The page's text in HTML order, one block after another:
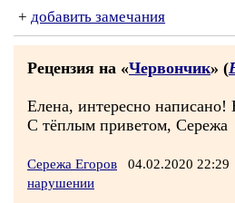
+ добавить замечания
Рецензия на «Червончик» (
Елена, интересно написано!
С тёплым приветом, Сережа
Сережа Егоров 04.02.2020 22:29
нарушении